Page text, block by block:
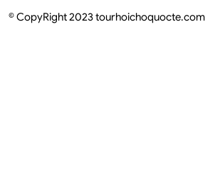
© CopyRight 2023 tourhoichoquocte.com